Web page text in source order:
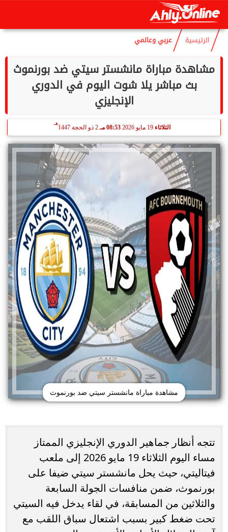
الجمعة
الرئيسية عربي وعالمي
مشاهدة مباراة مانشستر سيتي ضد بورنموث
بث مباشر يلا شوت اليوم في الدوري
الإنجليزي
الثلاثاء 19 مايو 2026 08:53 مـ 2 ذو الحجة 1447
هـ
مشاهدة مباراة مانشستر سيتي ضد بورنموث
تتجه أنظار جماهير الدوري الإنجليزي الممتاز
مساء اليوم الثلاثاء 19 مايو 2026 إلى ملعب
فيتاليتي، حيث يحل مانشستر سيتي ضيفا على
بورنموث، ضمن منافسات الجولة السابعة
والثلاثين من المسابقة، في لقاء يدخل فيه السيتي
تحت ضغط كبير بسبب اشتعال سباق اللقب مع